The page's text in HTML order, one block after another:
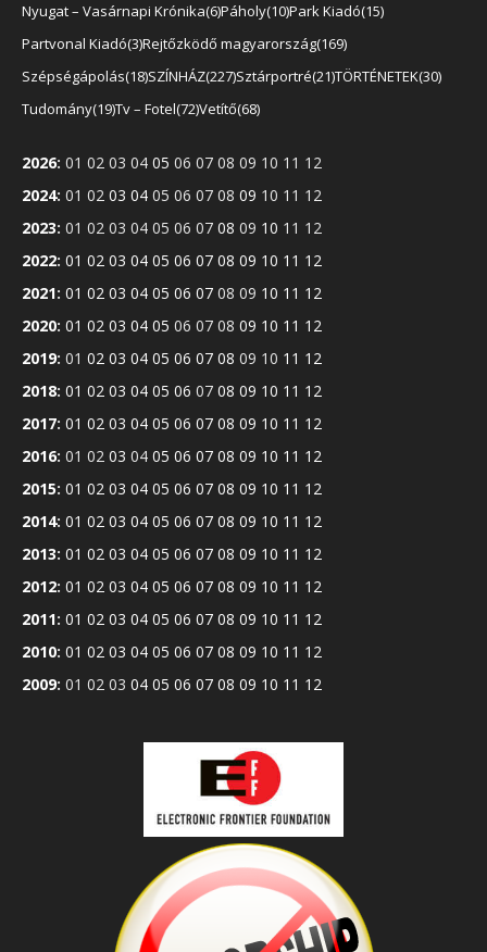
Nyugat – Vasárnapi Krónika 6Páholy 10Park Kiadó 15
Partvonal Kiadó 3 Rejtőzködő magyarország 169
Szépségápolás 18 SZÍNHÁZ 227 Sztárportré 21 TÖRTÉNETEK 30
Tudomány 19Tv – Fotel 72Vetítő 68
2026: 01 02 03 04 05 06 07 08 09 10 11 12
2024: 01 02 03 04 05 06 07 08 09 10 11 12
2023: 01 02 03 04 05 06 07 08 09 10 11 12
2022: 01 02 03 04 05 06 07 08 09 10 11 12
2021: 01 02 03 04 05 06 07 08 09 10 11 12
2020: 01 02 03 04 05 06 07 08 09 10 11 12
2019: 01 02 03 04 05 06 07 08 09 10 11 12
2018: 01 02 03 04 05 06 07 08 09 10 11 12
2017: 01 02 03 04 05 06 07 08 09 10 11 12
2016: 01 02 03 04 05 06 07 08 09 10 11 12
2015: 01 02 03 04 05 06 07 08 09 10 11 12
2014: 01 02 03 04 05 06 07 08 09 10 11 12
2013: 01 02 03 04 05 06 07 08 09 10 11 12
2012: 01 02 03 04 05 06 07 08 09 10 11 12
2011: 01 02 03 04 05 06 07 08 09 10 11 12
2010: 01 02 03 04 05 06 07 08 09 10 11 12
2009: 01 02 03 04 05 06 07 08 09 10 11 12